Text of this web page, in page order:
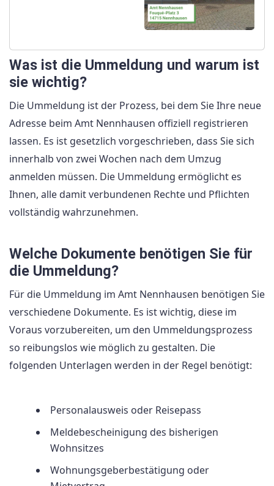
Was ist die Ummeldung und warum ist
sie wichtig?
Die Ummeldung ist der Prozess, bei dem Sie Ihre neue
Adresse beim Amt Nennhausen offiziell registrieren
lassen. Es ist gesetzlich vorgeschrieben, dass Sie sich
innerhalb von zwei Wochen nach dem Umzug
anmelden müssen. Die Ummeldung ermöglicht es
Ihnen, alle damit verbundenen Rechte und Pflichten
vollständig wahrzunehmen.
Welche Dokumente benötigen Sie für
die Ummeldung?
Für die Ummeldung im Amt Nennhausen benötigen Sie
verschiedene Dokumente. Es ist wichtig, diese im
Voraus vorzubereiten, um den Ummeldungsprozess
so reibungslos wie möglich zu gestalten. Die
folgenden Unterlagen werden in der Regel benötigt:
Personalausweis oder Reisepass
Meldebescheinigung des bisherigen
Wohnsitzes
Wohnungsgeberbestätigung oder